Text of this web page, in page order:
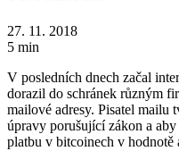
27. 11. 2018
5 min
V posledních dnech začal
dorazil do schránek různým
mailové adresy. Pisatel mailu
úpravy porušující zákon a
platbu v bitcoinech v hodnotě